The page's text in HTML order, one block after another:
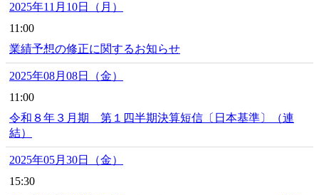
2025年11月10日（月）
11:00
業績予想の修正に関するお知らせ
2025年08月08日（金）
11:00
令和８年３月期 第１四半期決算短信〔日本基準〕（連
結）
2025年05月30日（金）
15:30